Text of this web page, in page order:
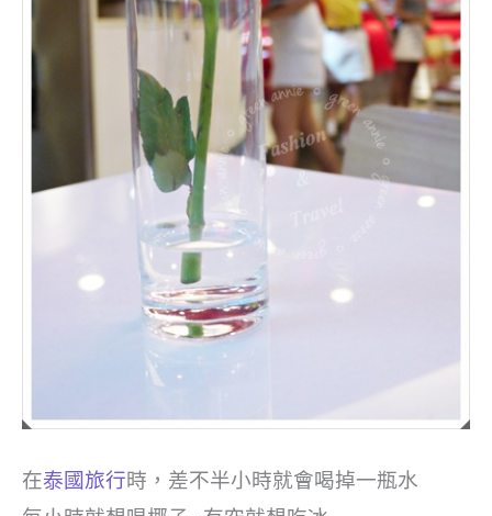
在泰國旅行時，差不半小時就會喝掉一瓶水